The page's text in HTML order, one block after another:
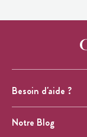
Besoin d'aide ?
Notre Blog